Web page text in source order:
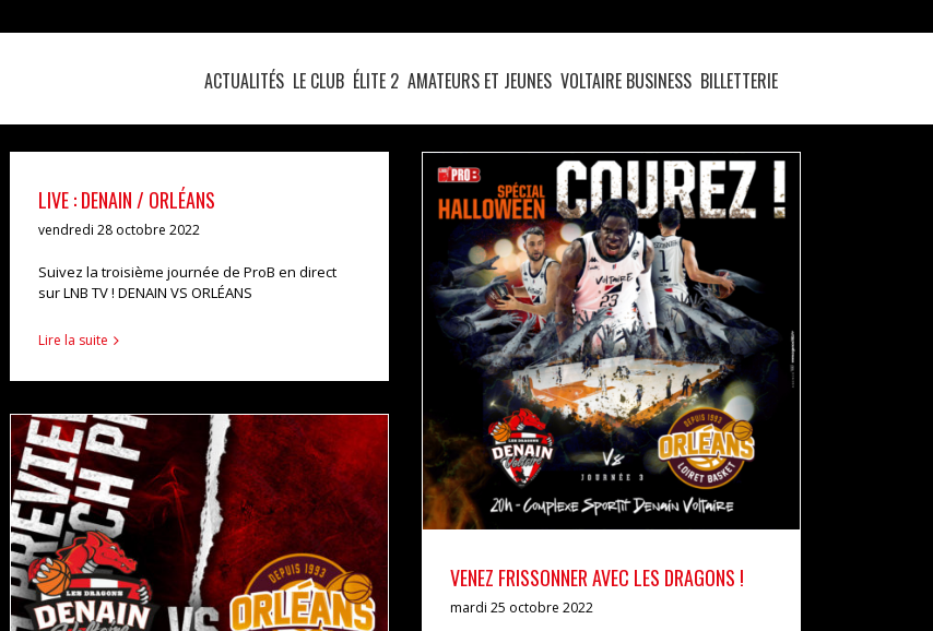
ACTUALITÉS LE CLUB ÉLITE 2 AMATEURS ET JEUNES VOLTAIRE BUSINESS BILLETTERIE
LIVE : DENAIN / ORLÉANS
vendredi 28 octobre 2022
Suivez la troisième journée de ProB en direct
sur LNB TV ! DENAIN VS ORLÉANS
Lire la suite
VENEZ FRISSONNER AVEC LES DRAGONS !
actualités pro b
VENEZ FRISSONNER AVEC LES DRAGONS !
mardi 25 octobre 2022
MATCH PREVIEW : DENAIN / ORLÉANS